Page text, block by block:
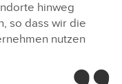
hinweg
so dass wir die
nutzen